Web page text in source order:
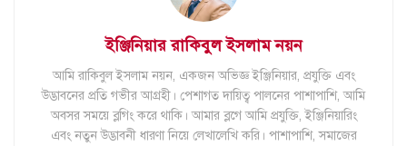
ইঞ্জিনিয়ার রাকিবুল ইসলাম নয়ন
আমি রাকিবুল ইসলাম নয়ন, একজন অভিজ্ঞ ইঞ্জিনিয়ার, প্রযুক্তি এবং
উদ্ভাবনের প্রতি গভীর আগ্রহী। পেশাগত দায়িত্ব পালনের পাশাপাশি, আমি
অবসর সময়ে ব্লগিং করে থাকি। আমার ব্লগে আমি প্রযুক্তি, ইঞ্জিনিয়ারিং
এবং নতুন উদ্ভাবনী ধারণা নিয়ে লেখালেখি করি। পাশাপাশি, সমাজের